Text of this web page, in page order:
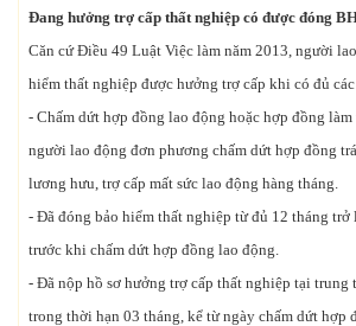
Đang hưởng trợ cấp thất nghiệp có được đóng
Căn cứ Điều 49 Luật Việc làm năm 2013, người
hiểm thất nghiệp được hưởng trợ cấp khi có đủ
- Chấm dứt hợp đồng lao động hoặc hợp đồng
người lao động đơn phương chấm dứt hợp đồng
lương hưu, trợ cấp mất sức lao động hàng tháng.
- Đã đóng bảo hiểm thất nghiệp từ đủ 12 tháng trở
trước khi chấm dứt hợp đồng lao động.
- Đã nộp hồ sơ hưởng trợ cấp thất nghiệp tại trung
trong thời hạn 03 tháng, kể từ ngày chấm dứt hợp